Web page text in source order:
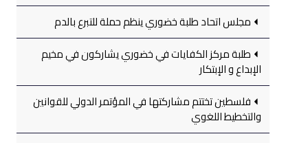
مجلس اتحاد طلبة خضوري ينظم حملة للتبرع بالدم
طلبة مركز الكفايات في خضوري يشاركون في مخيم
الإبداع و الإبتكار
فلسطين تختتم مشاركتها في المؤتمر الدولي للقوانين
والتخطيط اللغوي